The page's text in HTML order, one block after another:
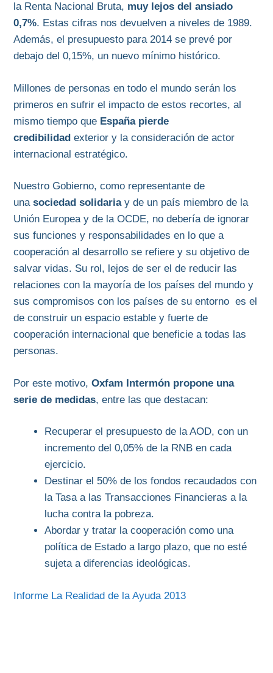
la Renta Nacional Bruta, muy lejos del ansiado
0,7%. Estas cifras nos devuelven a niveles de 1989.
Además, el presupuesto para 2014 se prevé por
debajo del 0,15%, un nuevo mínimo histórico.
Millones de personas en todo el mundo serán los
primeros en sufrir el impacto de estos recortes, al
mismo tiempo que España pierde
credibilidad exterior y la consideración de actor
internacional estratégico.
Nuestro Gobierno, como representante de
unasociedad solidariay de un país miembro de la
Unión Europea y de la OCDE, no debería de ignorar
sus funciones y responsabilidades en lo que a
cooperación al desarrollo se refiere y su objetivo de
salvar vidas. Su rol, lejos de ser el de reducir las
relaciones con la mayoría de los países del mundo y
sus compromisos con los países de su entorno es el
de construir un espacio estable y fuerte de
cooperación internacional que beneficie a todas las
personas.
Por este motivo,Oxfam Intermón propone una
serie de medidas, entre las que destacan:
Recuperar el presupuesto de la AOD, con un
incremento del 0,05% de la RNB en cada
ejercicio.
Destinar el 50% de los fondos recaudados con
la Tasa a las Transacciones Financieras a la
lucha contra la pobreza.
Abordar y tratar la cooperación como una
política de Estado a largo plazo, que no esté
sujeta a diferencias ideológicas.
Informe La Realidad de la Ayuda 2013